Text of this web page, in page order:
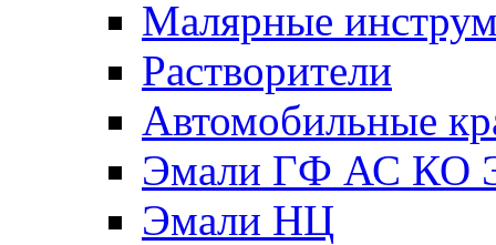
Малярные
Растворители
Автомобильные
Эмали ГФ АС КО
Эмали НЦ